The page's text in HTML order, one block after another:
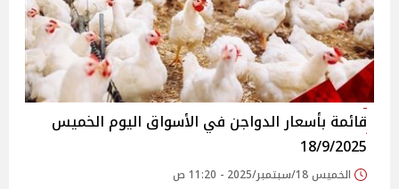
قائمة بأسعار الدواجن في الأسواق‎‎ اليوم الخميس
18/9/2025
الخميس 18/سبتمبر/2025 - 11:20 ص